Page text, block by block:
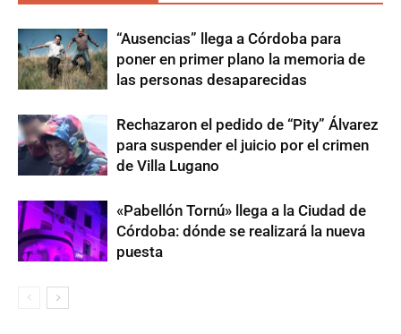
“Ausencias” llega a Córdoba para
poner en primer plano la memoria de
las personas desaparecidas
Rechazaron el pedido de “Pity” Álvarez
para suspender el juicio por el crimen
de Villa Lugano
«Pabellón Tornú» llega a la Ciudad de
Córdoba: dónde se realizará la nueva
puesta